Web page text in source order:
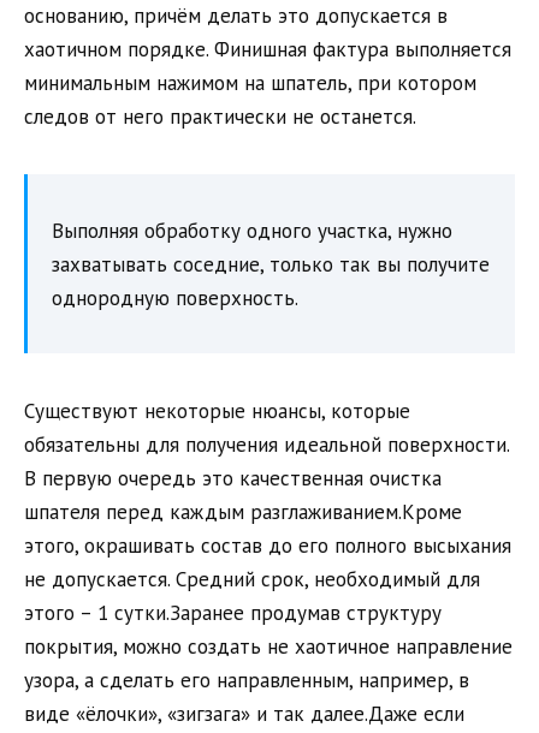
основанию, причём делать это допускается в
хаотичном порядке. Финишная фактура выполняется
минимальным нажимом на шпатель, при котором
следов от него практически не останется.
Выполняя обработку одного участка, нужно
захватывать соседние, только так вы получите
однородную поверхность.
Существуют некоторые нюансы, которые
обязательны для получения идеальной поверхности.
В первую очередь это качественная очистка
шпателя перед каждым разглаживанием.Кроме
этого, окрашивать состав до его полного высыхания
не допускается. Средний срок, необходимый для
этого – 1 сутки.Заранее продумав структуру
покрытия, можно создать не хаотичное направление
узора, а сделать его направленным, например, в
виде «ёлочки», «зигзага» и так далее.Даже если